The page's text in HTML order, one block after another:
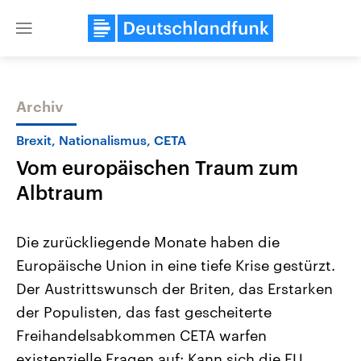
Close
Themen
Landtagswahl Sachsen-Anhalt
2026
Alle Informationen
Sachsen-Anhalt wählt am 6.
September 2026 einen neuen
Landtag. Seit 2021 wird das
Bundesland von einer Koalition aus
Aktuelle Beiträge,
Hintergründe
Wirtschaftlich und
gehören die Vereinigten
den mächtigsten Ländern
mit großem Einfluss auf
Archiv
Brexit, Nationalismus, CETA
Vom europäischen Traum zum
Albtraum
Die zurückliegende Monate haben die
Europäische Union in eine tiefe Krise gestürzt.
Der Austrittswunsch der Briten, das Erstarken
der Populisten, das fast gescheiterte
Freihandelsabkommen CETA warfen